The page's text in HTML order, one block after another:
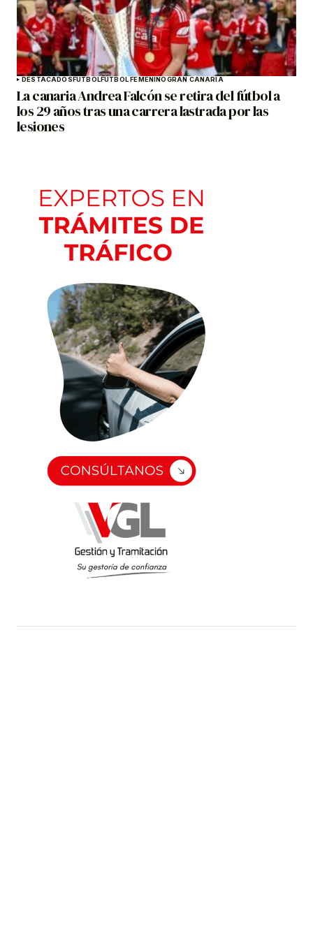
DESTACADOSFÚTBOLFÚTBOL FEMENINOGRAN CANARIA
La canaria Andrea Falcón se retira del fútbol a
los 29 años tras una carrera lastrada por las
lesiones